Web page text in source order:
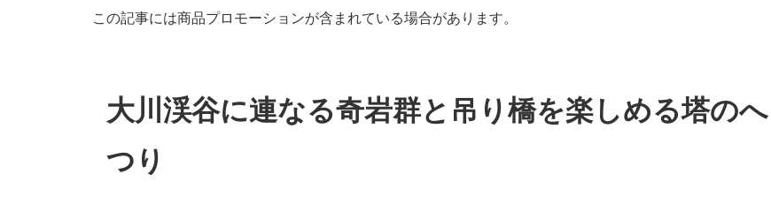
この記事には商品プロモーションが含まれている場合があります。
大川渓谷に連なる奇岩群と吊り橋を楽しめる塔のへ
つり